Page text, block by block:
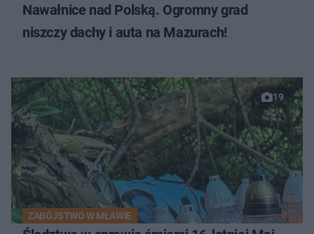
Nawałnice nad Polską. Ogromny grad
niszczy dachy i auta na Mazurach!
19
ZABÓJSTWO W MŁAWIE